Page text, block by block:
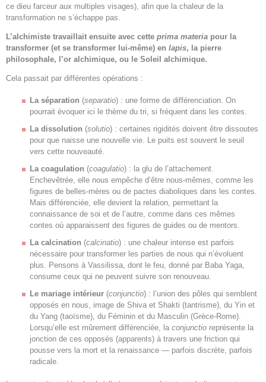
ce dieu farceur aux multiples visages), afin que la chaleur de la
transformation ne s’échappe pas.
L’alchimiste travaillait ensuite avec cette prima materia pour la
transformer (et se transformer lui-même) en lapis, la pierre
philosophale, l’or alchimique, ou le Soleil alchimique.
Cela passait par différentes opérations :
La séparation (separatio) : une forme de différenciation. On
pourrait évoquer ici le thème du tri, si fréquent dans les contes.
La dissolution (solutio) : certaines rigidités doivent être dissoutes
pour que naisse une nouvelle vie. Le puits est souvent le seuil
vers cette nouveauté.
La coagulation (coagulatio) : la glu de l’attachement.
Enchevêtrée, elle nous empêche d’être nous-mêmes, comme les
figures de belles-mères ou de pactes diaboliques dans les contes.
Mais différenciée, elle devient la relation, permettant la
connaissance de soi et de l’autre, comme dans ces mêmes
contes où apparaissent des figures de guides ou de mentors.
La calcination (calcinatio) : une chaleur intense est parfois
nécessaire pour transformer les parties de nous qui n’évoluent
plus. Pensons à Vassilissa, dont le feu, donné par Baba Yaga,
consume ceux qui ne peuvent suivre son renouveau.
Le mariage intérieur (conjunctio) : l’union des pôles qui semblent
opposés en nous, image de Shiva et Shakti (tantrisme), du Yin et
du Yang (taoïsme), du Féminin et du Masculin (Grèce-Rome).
Lorsqu’elle est mûrement différenciée, la conjunctio représente la
jonction de ces opposés (apparents) à travers une friction qui
pousse vers la mort et la renaissance — parfois discrète, parfois
radicale.